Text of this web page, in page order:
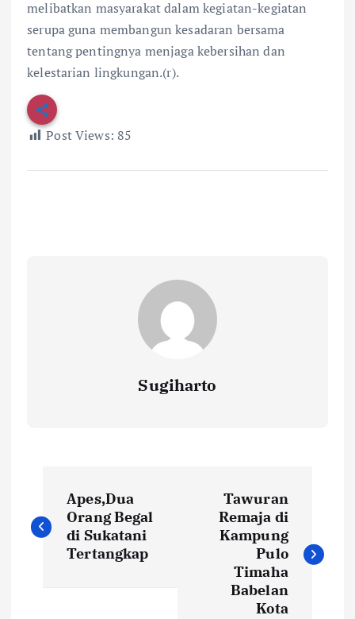
melibatkan masyarakat dalam kegiatan-kegiatan
serupa guna membangun kesadaran bersama
tentang pentingnya menjaga kebersihan dan
kelestarian lingkungan.(r).
Post Views: 85
Sugiharto
a
Apes,Dua
Orang Begal
di Sukatani
Tertangkap
Tawuran
Remaja di
Kampung
Pulo
Timaha
Babelan
Kota